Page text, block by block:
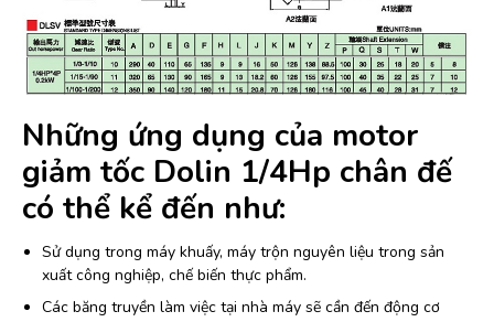
Những ứng dụng của motor
giảm tốc Dolin 1/4Hp chân đế
có thể kể đến như:
Sử dụng trong máy khuấy, máy trộn nguyên liệu trong sản
xuất công nghiệp, chế biến thực phẩm.
Các băng truyền làm việc tại nhà máy sẽ cần đến động cơ